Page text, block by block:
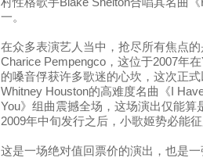
一。
在众多表演艺人当中，抢尽所有焦点
Charice Pempengco，这位于2007年
的嗓音俘获许多歌迷的心坎，这次正
Whitney Houston的高难度名曲《I
You》组曲震撼全场，这场演出仅能
2009年中旬发行之后，小歌姬势必能
这是一场绝对值回票价的演出，也是